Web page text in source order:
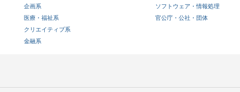
企画系
医療・福祉系
クリエイティブ系
金融系
ソフトウェア・情報処理
官公庁・公社・団体